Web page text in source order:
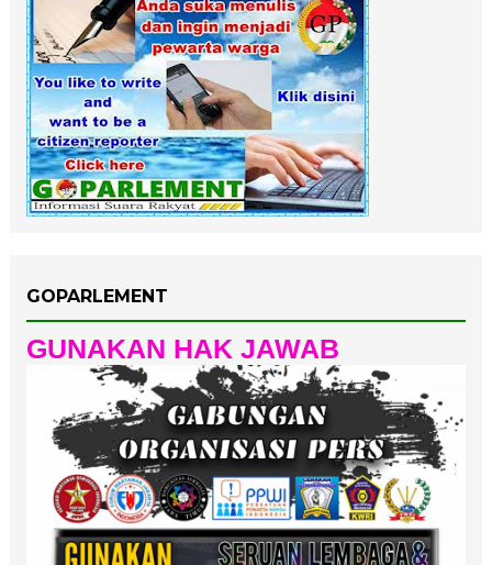
GOPARLEMENT
GUNAKAN HAK JAWAB